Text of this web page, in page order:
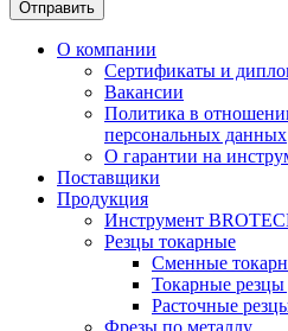
О компании
Сертификаты и
Вакансии
Политика в
персональных данных
О гарантии на
Поставщики
Продукция
Инструмент
Резцы токарные
Сменные
Токарные
Расточные